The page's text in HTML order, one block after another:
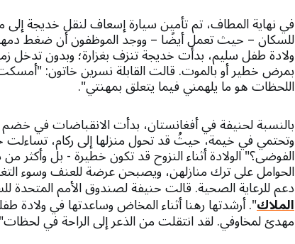
في نهاية المطاف، تم تأمين سيارة إسعاف لنقل خديجة
للسكان – حيث تعمل أيضًا – ووجد الموظفون أن ضغط
ولادة طفل سليم، بدأت خديجة تنزف بغزارة؛ وبدون تدخل
بمرض خطير أو بالموت. قالت القابلة نسرين خاتون:
اللحظات هو ما يلهمني فيما يتعلق بمهنتي".
بالنسبة لحنيفة في أفغانستان، بدأت الانقباضات في
وتحتمي في خيمة، حيثُ قد تحول منزلها إلى ركام،
الفوضى؟" الولادة أثناء النزوح قد تكون خطيرة - بل وأكثر
الحوامل على ترك منازلهن، ويصبحن عرضة للعنف وسوء
دعم للرعاية الصحية. قالت حنيفة لصندوق الأمم المتحدة
الملاك". أرشدتها رهنا أثناء المخاض وساعدتها في ولادة
مهدئ لمخاوفي. لقد انتقلت من الذعر إلى الراحة في